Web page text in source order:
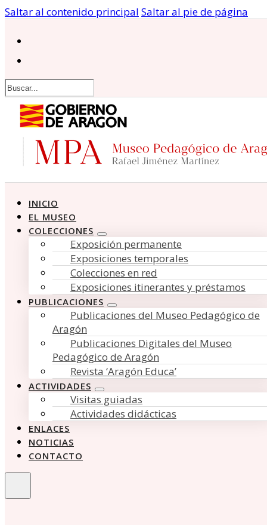
Saltar al contenido principal Saltar al pie de página
Buscar
INICIO
EL MUSEO
COLECCIONES
Exposición permanente
Exposiciones temporales
Colecciones en red
Exposiciones itinerantes y préstamos
PUBLICACIONES
Publicaciones del Museo Pedagógico de
Aragón
Publicaciones Digitales del Museo
Pedagógico de Aragón
Revista ‘Aragón Educa’
ACTIVIDADES
Visitas guiadas
Actividades didácticas
ENLACES
NOTICIAS
CONTACTO